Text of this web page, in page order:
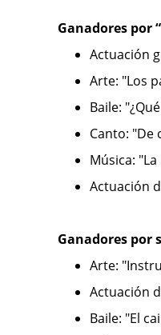
Ganadores por
Actuación
Arte: "Los
Baile:
Canto: "De
Música:
Actuación
Ganadores por
Arte:
Actuación
Baile: "El